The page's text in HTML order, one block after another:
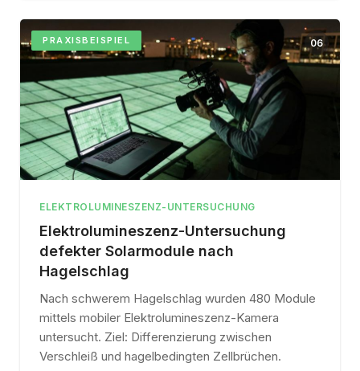
PRAXISBEISPIEL 06
ELEKTROLUMINESZENZ-UNTERSUCHUNG
Elektrolumineszenz-Untersuchung
defekter Solarmodule nach
Hagelschlag
Nach schwerem Hagelschlag wurden 480 Module
mittels mobiler Elektrolumineszenz-Kamera
untersucht. Ziel: Differenzierung zwischen
Verschleiß und hagelbedingten Zellbrüchen.